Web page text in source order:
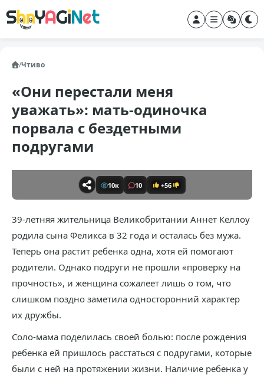
/Чтиво
«Они перестали меня
уважать»: мать-одиночка
порвала с бездетными
подругами
10к 10 +56
39-летняя жительница Великобритании Аннет Келлоу
родила сына Феликса в 32 года и осталась без мужа.
Теперь она растит ребенка одна, хотя ей помогают
родители. Однако подруги не прошли «проверку на
прочность», и женщина сожалеет лишь о том, что
слишком поздно заметила односторонний характер
их дружбы.
Соло-мама поделилась своей болью: после рождения
ребенка ей пришлось расстаться с подругами, которые
были с ней на протяжении жизни. Наличие ребенка у